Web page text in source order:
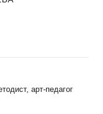
арт-педагог